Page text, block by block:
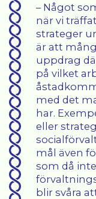
– Något
när vi
strateger
är att
uppdrag
på vilket
med det
har.
eller
mål även
som då
blir svåra